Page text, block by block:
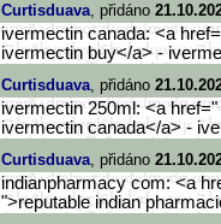
Curtisduava, přidáno
ivermectin canada: <a
ivermectin buy</a> -
Curtisduava, přidáno
ivermectin 250ml: <a
ivermectin canada</a> -
Curtisduava, přidáno
indianpharmacy com: <a
">reputable indian